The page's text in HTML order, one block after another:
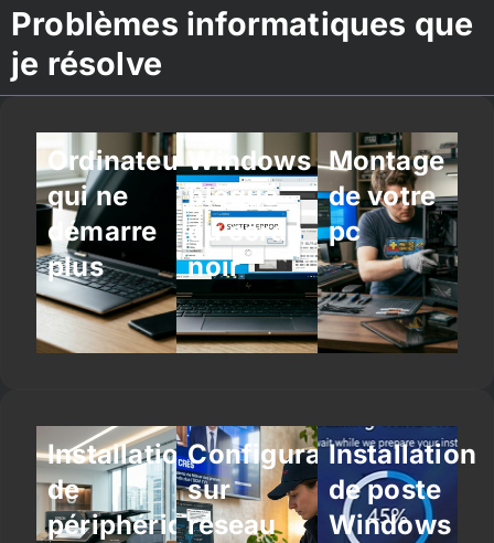
Problèmes informatiques que
je résolve
Ordinateur
qui ne
démarre
plus
Windows
bloqué
ou écran
noir
Montage
de votre
pc
Installation
de
périphériques
Configuration
sur
réseau
Installation
de poste
Windows